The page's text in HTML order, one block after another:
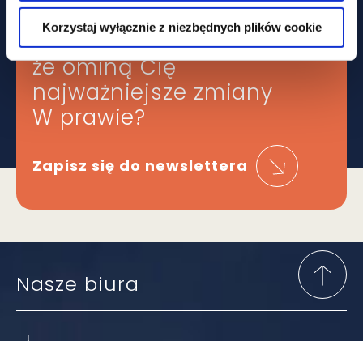
Korzystaj wyłącznie z niezbędnych plików cookie
Obawiasz się,
że ominą Cię
najważniejsze zmiany
W prawie?
Zapisz się do newslettera
Nasze biura